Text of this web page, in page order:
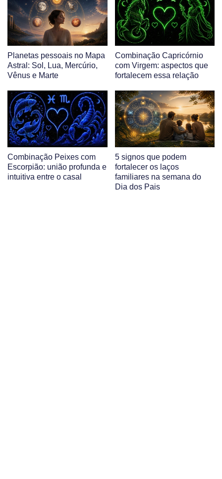
Planetas pessoais no Mapa
Astral: Sol, Lua, Mercúrio,
Vênus e Marte
Combinação Capricórnio
com Virgem: aspectos que
fortalecem essa relação
Combinação Peixes com
Escorpião: união profunda e
intuitiva entre o casal
5 signos que podem
fortalecer os laços
familiares na semana do
Dia dos Pais